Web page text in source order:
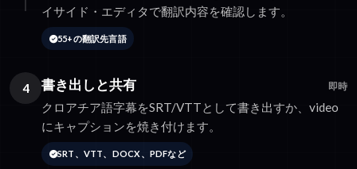
イサイド・エディタで翻訳内容を確認します。
55+の翻訳先言語
4 書き出しと共有 即時
クロアチア語字幕をSRT/VTTとして書き出すか、video
にキャプションを焼き付けます。
SRT、VTT、DOCX、PDFなど